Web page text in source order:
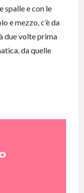
spalle e con le
e mezzo, c’è da
due volte prima
da quelle